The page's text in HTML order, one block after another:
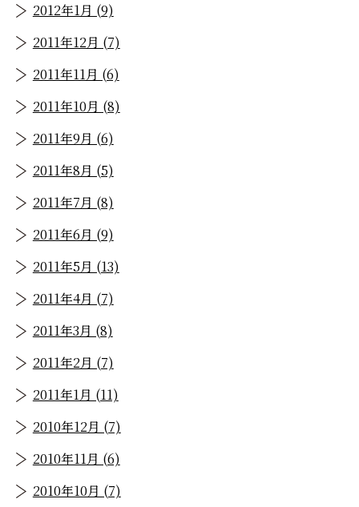
2012年1月 (9)
2011年12月 (7)
2011年11月 (6)
2011年10月 (8)
2011年9月 (6)
2011年8月 (5)
2011年7月 (8)
2011年6月 (9)
2011年5月 (13)
2011年4月 (7)
2011年3月 (8)
2011年2月 (7)
2011年1月 (11)
2010年12月 (7)
2010年11月 (6)
2010年10月 (7)